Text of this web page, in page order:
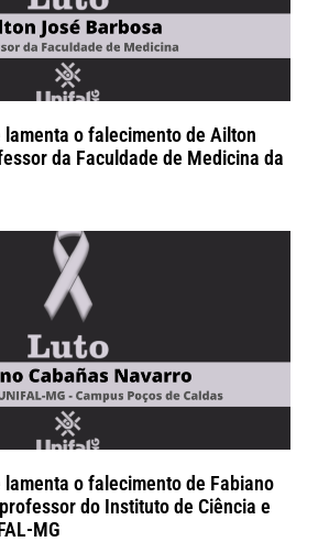
o falecimento de Ailton
da Faculdade de Medicina da
o falecimento de Fabiano
do Instituto de Ciência e
MG